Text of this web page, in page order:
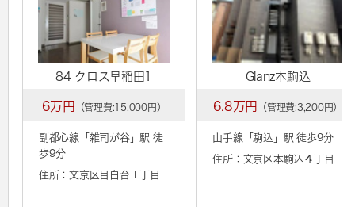
84 クロス早稲田1
6万円 （管理費:15,000円）
副都心線「 雑司が谷」駅 徒
歩9分
住所：文京区目白台１丁目
Glanz本駒込
6.8万円 （管理費:3,200円）
山手線「 駒込 」駅 徒歩9分
住所：文京区本駒込４丁目